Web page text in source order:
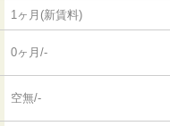
1ヶ月(新賃料)
0ヶ月/-
空無/-